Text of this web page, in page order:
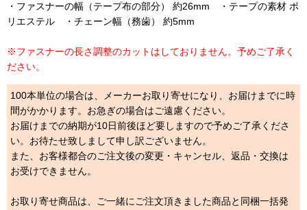
・ファスナーの幅（テープ布の部分） 約26mm ・テープの素材 ポ
リエステル ・チェーン幅（務歯） 約5mm
※ファスナーの長さ調整のカットはしておりません。予めご了承く
ださい。
100本単位の場合は、メーカーお取り寄せになり、お届けまでに時
間がかかります。お急ぎの場合はご遠慮ください。
お届けまでの納期が10日前後ほど要しますので予めご了承くださ
い。お待たせ致しまして申し訳ございません。
また、お客様都合のご注文後の変更・キャンセル、返品・交換は
お受けできません。
お取り寄せ商品は、ご一緒にご注文頂きました商品と同梱一括発